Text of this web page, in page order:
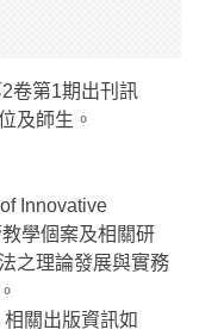
卷第1期出刊訊
及師生。
Innovative
學個案及相關研
之理論發展與實務
關出版資訊如